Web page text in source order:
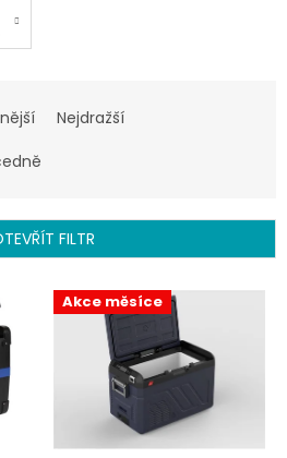
Nejdražší
FILTR
Akce měsíce